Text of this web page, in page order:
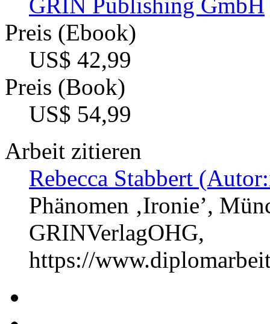
GRIN Publishing GmbH
Preis (Ebook)
US$ 42,99
Preis (Book)
US$ 54,99
Arbeit zitieren
Rebecca Stabbert
Phänomen ‚Ironie’,
GRINVerlagOHG,
https://